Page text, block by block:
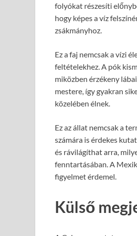
folyókat részesíti
hogy képes a víz
zsákmányhoz.
Ez a faj nemcsak a vízi
feltételekhez. A pók
miközben érzékeny
mestere, így gyakran
közelében élnek.
Ez az állat nemcsak a
számára is érdekes
és rávilágíthat arra,
fenntartásában. A
figyelmet érdemel.
Külső